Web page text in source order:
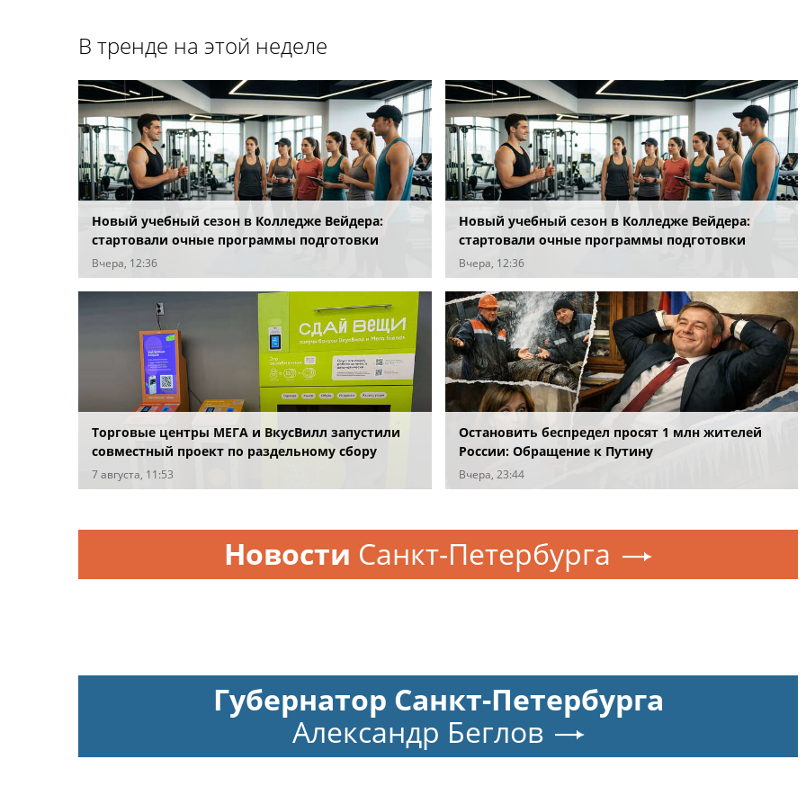
В тренде на этой неделе
Новый учебный сезон в Колледже Вейдера:
стартовали очные программы подготовки
фитнес-тренеров и специалистов индустрии
здоровья
Вчера, 12:36
Новый учебный сезон в Колледже Вейдера:
стартовали очные программы подготовки
фитнес-тренеров и специалистов индустрии
здоровья
Вчера, 12:36
Торговые центры МЕГА и ВкусВилл запустили
совместный проект по раздельному сбору
вторсырья
7 августа, 11:53
Остановить беспредел просят 1 млн жителей
России: Обращение к Путину
Вчера, 23:44
Новости Санкт-Петербурга
Губернатор Санкт-Петербурга
Александр Беглов